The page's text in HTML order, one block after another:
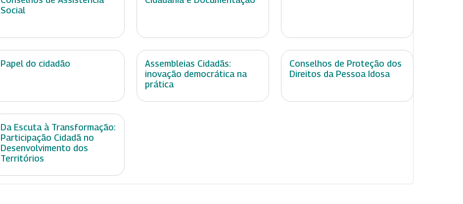
Social
Papel do cidadão
Assembleias Cidadãs:
inovação democrática na
prática
Conselhos de Proteção dos
Direitos da Pessoa Idosa
Da Escuta à Transformação:
Participação Cidadã no
Desenvolvimento dos
Territórios